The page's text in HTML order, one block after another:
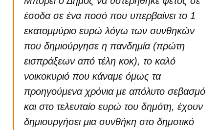
έσοδα σε ένα ποσό που υπερβαίνει το 1
εκατομμύριο ευρώ λόγω των συνθηκών
που δημιούργησε η πανδημία (πρώτη
εισπράξεων από τέλη κοκ), το καλό
νοικοκυριό που κάναμε όμως τα
προηγούμενα χρόνια με απόλυτο σεβασμό
και στο τελευταίο ευρώ του δημότη, έχουν
δημιουργήσει μια συνθήκη στο δημοτικό